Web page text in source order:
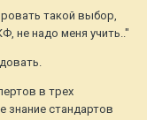
такой выбор,
не надо меня учить.."
в трех
знание стандартов